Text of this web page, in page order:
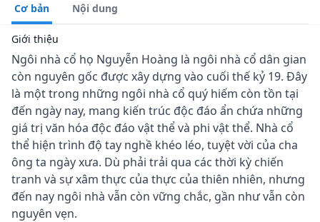
Cơ bản Nội dung
Giới thiệu
Ngôi nhà cổ họ Nguyễn Hoàng là ngôi nhà cổ dân gian
còn nguyên gốc được xây dựng vào cuối thế kỷ 19. Đây
là một trong những ngôi nhà cổ quý hiếm còn tồn tại
đến ngày nay, mang kiến trúc độc đáo ẩn chứa những
giá trị văn hóa độc đáo vật thể và phi vật thể. Nhà cổ
thể hiện trình độ tay nghề khéo léo, tuyệt vời của cha
ông ta ngày xưa. Dù phải trải qua các thời kỳ chiến
tranh và sự xâm thực của thực của thiên nhiên, nhưng
đến nay ngôi nhà vẫn còn vững chắc, gần như vẫn còn
nguyên vẹn.